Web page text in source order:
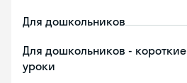
Для дошкольников
Для дошкольников - короткие
уроки